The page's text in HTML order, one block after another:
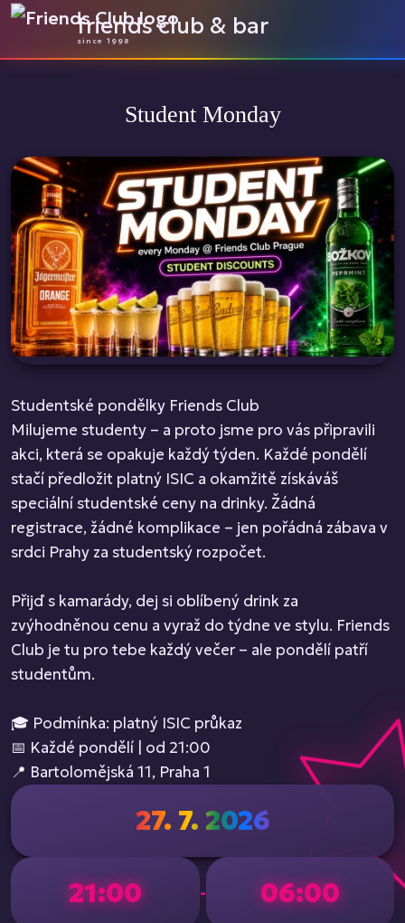
friends club & bar
since 1998
Student Monday
Studentské pondělky Friends Club
Milujeme studenty – a proto jsme pro vás připravili
akci, která se opakuje každý týden. Každé pondělí
stačí předložit platný ISIC a okamžitě získáváš
speciální studentské ceny na drinky. Žádná
registrace, žádné komplikace – jen pořádná zábava v
srdci Prahy za studentský rozpočet.
Přijď s kamarády, dej si oblíbený drink za
zvýhodněnou cenu a vyraž do týdne ve stylu. Friends
Club je tu pro tebe každý večer – ale pondělí patří
studentům.
🎓 Podmínka: platný ISIC průkaz
📅 Každé pondělí | od 21:00
📍 Bartolomějská 11, Praha 1
27. 7. 2026
21:00 - 06:00